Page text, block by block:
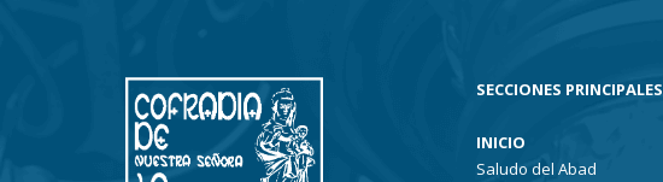
SECCIONES PRINCIPALES
INICIO
Saludo del Abad